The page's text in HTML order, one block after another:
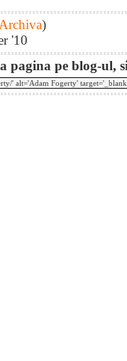
)
'10
pagina pe blog-ul,